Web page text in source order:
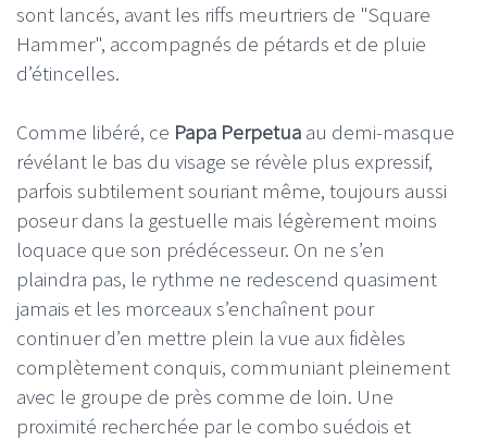
sont lancés, avant les riffs meurtriers de "Square
Hammer", accompagnés de pétards et de pluie
d’étincelles.
Comme libéré, ce Papa Perpetua au demi-masque
révélant le bas du visage se révèle plus expressif,
parfois subtilement souriant même, toujours aussi
poseur dans la gestuelle mais légèrement moins
loquace que son prédécesseur. On ne s’en
plaindra pas, le rythme ne redescend quasiment
jamais et les morceaux s’enchaînent pour
continuer d’en mettre plein la vue aux fidèles
complètement conquis, communiant pleinement
avec le groupe de près comme de loin. Une
proximité recherchée par le combo suédois et